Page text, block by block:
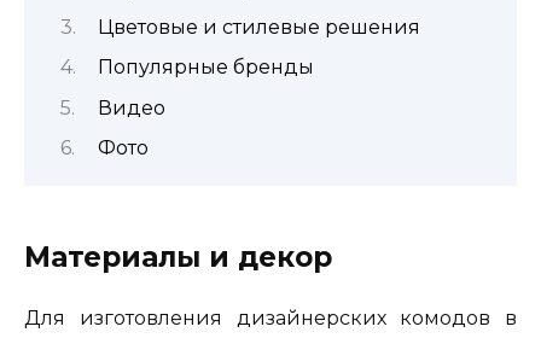
Цветовые и стилевые решения
Популярные бренды
Видео
Фото
Материалы и декор
Для изготовления дизайнерских комодов в